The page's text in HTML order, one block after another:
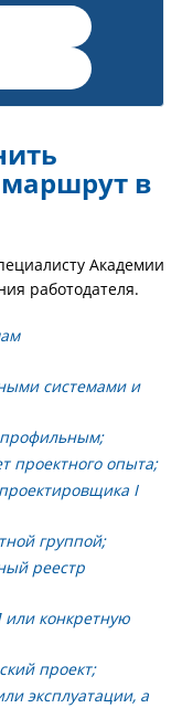
в
Академии
работодателя.
системами и
проектного опыта;
I
группой;
реестр
или конкретную
проект;
эксплуатации, а